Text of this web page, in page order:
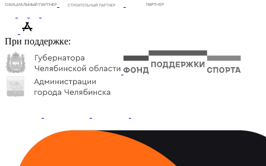
При поддержке: